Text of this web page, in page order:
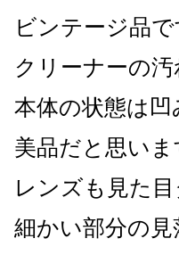
ビンテージ品
クリーナーの
本体の状態は
美品だと思いま
レンズも見た
細かい部分の